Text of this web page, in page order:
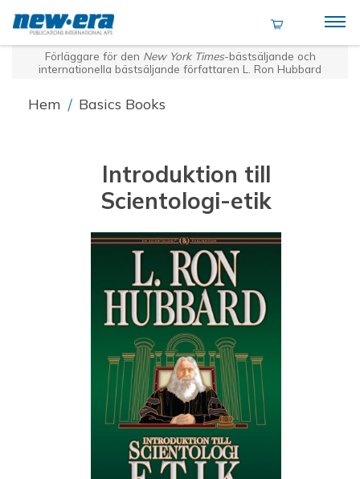
Förläggare för den New York Times-bästsäljande och
internationella bästsäljande författaren L. Ron Hubbard
Hem / Basics Books
Introduktion till
Scientologi-etik